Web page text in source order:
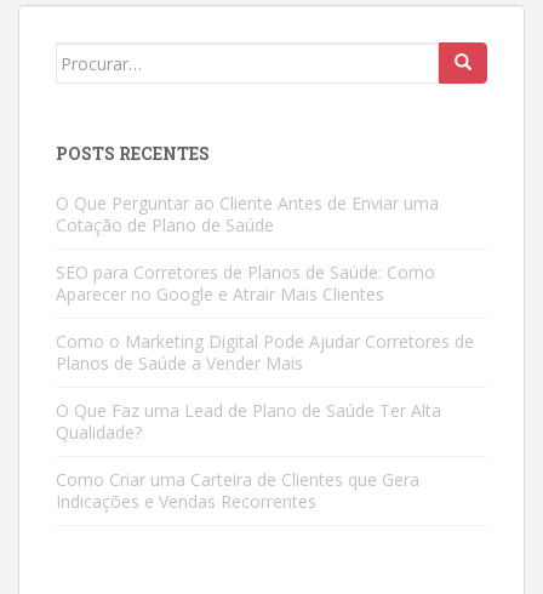
Search
POSTS RECENTES
O Que Perguntar ao Cliente Antes de Enviar uma
Cotação de Plano de Saúde
SEO para Corretores de Planos de Saúde: Como
Aparecer no Google e Atrair Mais Clientes
Como o Marketing Digital Pode Ajudar Corretores de
Planos de Saúde a Vender Mais
O Que Faz uma Lead de Plano de Saúde Ter Alta
Qualidade?
Como Criar uma Carteira de Clientes que Gera
Indicações e Vendas Recorrentes